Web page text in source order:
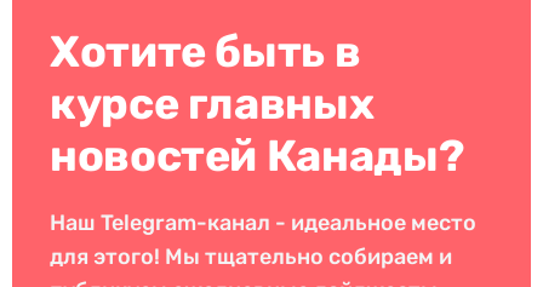
Хотите быть в
курсе главных
новостей Канады?
Наш Telegram-канал - идеальное место
для этого! Мы тщательно собираем и